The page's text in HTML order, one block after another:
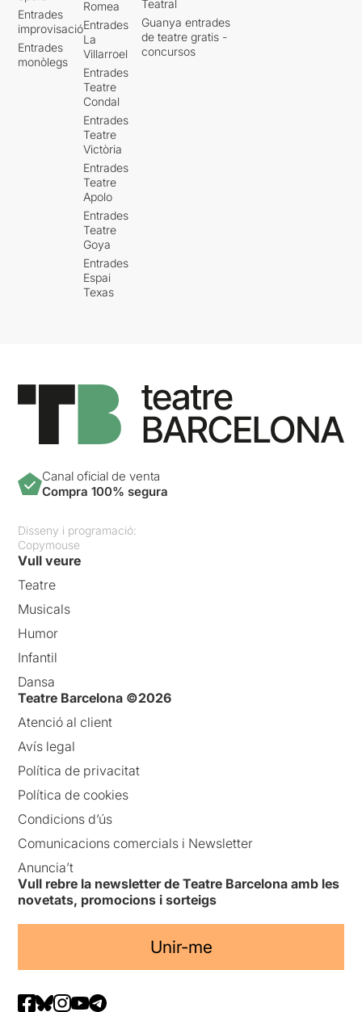
Entrades
improvisació
Entrades
monòlegs
Romea
Entrades
La
Villarroel
Entrades
Teatre
Condal
Entrades
Teatre
Victòria
Entrades
Teatre
Apolo
Entrades
Teatre
Goya
Entrades
Espai
Texas
Teatral
Guanya entrades
de teatre gratis -
concursos
Canal oficial de venta
Compra 100% segura
Disseny i programació:
Copymouse
Vull veure
Teatre
Musicals
Humor
Infantil
Dansa
Teatre Barcelona ©2026
Atenció al client
Avís legal
Política de privacitat
Política de cookies
Condicions d’ús
Comunicacions comercials i Newsletter
Anuncia’t
Vull rebre la newsletter de Teatre Barcelona amb les
novetats, promocions i sorteigs
Unir-me